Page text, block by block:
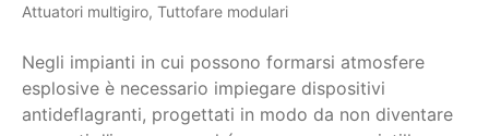
Attuatori multigiro, Tuttofare modulari
Negli impianti in cui possono formarsi atmosfere
esplosive è necessario impiegare dispositivi
antideflagranti, progettati in modo da non diventare